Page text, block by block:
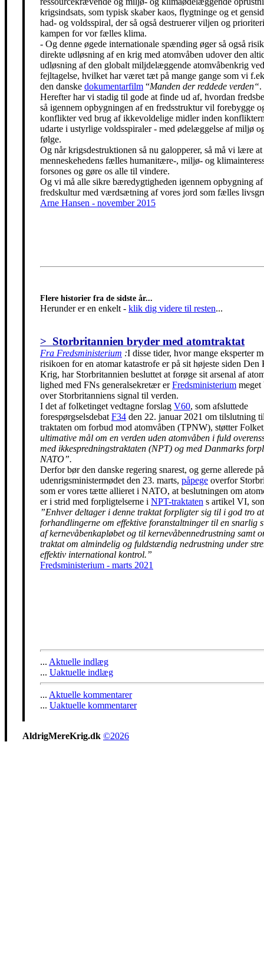
krigsindsats, som typisk skaber kaos, flygtninge og et
had- og voldsspiral, der så også destruerer viljen og
kampen for vor fælles klima.
- Og denne øgede internationale spænding øger så også
direkte udløsning af en krig med atomvåben udover den
udløsning af den globalt miljdelæggende atomvåbenkrig
fejltagelse, hvilket har været tæt på mange gange som vi
den danske dokumentarfilm “Manden der reddede verden“.
Herefter har vi stadig til gode at finde ud af, hvordan
så igennem opbygningen af en fredsstruktur vil forebygge
konflikter ved brug af ikkevoldelige midler inden
udarte i ustyrlige voldsspiraler - med ødelæggelse af miljø
følge.
Og når krigsdestruktionen så nu galopperer, så må vi lære
menneskehedens fælles humanitære-, miljø- og
forsones og gøre os alle til vindere.
Og vi må alle sikre bæredygtigheden igennem opbygning af
fredskultur med værdsætning af vores jord som fælles
Arne Hansen - november 2015
Flere historier fra de sidste år...
Herunder er en enkelt - klik dig videre til resten...
> Storbritannien bryder med atomtraktat
Fra Fredsministerium :I disse tider, hvor mange eksperter
risikoen for en atomar katastrofe er på sit højeste siden Den
Krig, har Storbritannien besluttet at forøge sit arsenal af
lighed med FNs generalsekretær erFredsministerium meget
over Storbritanniens signal til verden.
I det af folketinget vedtagne forslag V60, som afsluttede
forespørgselsdebat F34 den 22. januar 2021 om tilslutning
traktaten om forbud mod atomvåben (TPNW), støtter
ultimative mål om en verden uden atomvåben i fuld
med ikkespredningstraktaten (NPT) og med Danmarks
NATO”.
Derfor bør den danske regering snarest, og gerne allerede på
udenrigsministermødet den 23. marts, påpege overfor
som er vores tætte allieret i NATO, at beslutningen om
er i strid med forpligtelserne i NPT-traktaten s artikel VI,
”Enhver deltager i denne traktat forpligter sig til i god tro
forhandlingerne om effektive foranstaltninger til en snarlig
af kernevåbenkapløbet og til kernevåbennedrustning samt
traktat om almindelig og fuldstændig nedrustning under
effektiv international kontrol.”
Fredsministerium - marts 2021
... Aktuelle indlæg
... Uaktuelle indlæg
... Aktuelle kommentarer
... Uaktuelle kommentarer
AldrigMereKrig.dk ©2026